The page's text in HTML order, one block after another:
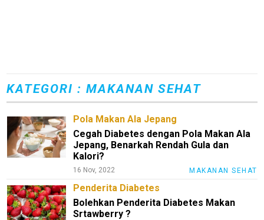
KATEGORI : MAKANAN SEHAT
Pola Makan Ala Jepang
Cegah Diabetes dengan Pola Makan Ala
Jepang, Benarkah Rendah Gula dan
Kalori?
16 Nov, 2022 MAKANAN SEHAT
Penderita Diabetes
Bolehkan Penderita Diabetes Makan
Srtawberry ?